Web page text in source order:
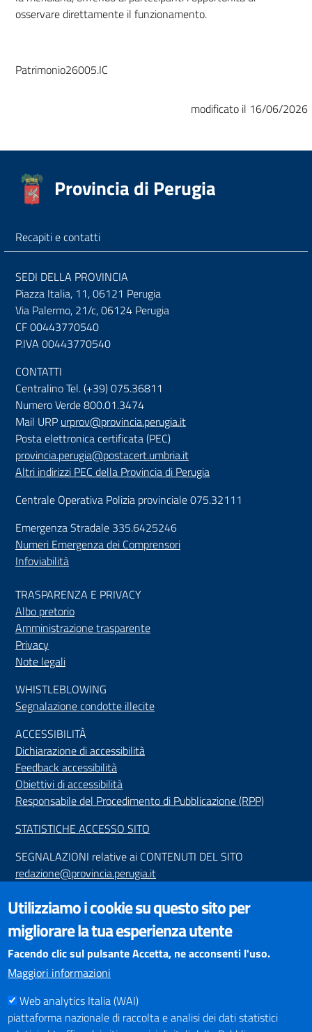
osservare direttamente il funzionamento.
Patrimonio26005.IC
modificato il 16/06/2026
Provincia di Perugia
Recapiti e contatti
SEDI DELLA PROVINCIA
Piazza Italia, 11, 06121 Perugia
Via Palermo, 21/c, 06124 Perugia
CF 00443770540
P.IVA 00443770540
CONTATTI
Centralino Tel. (+39) 075.36811
Numero Verde 800.01.3474
Mail URP urprov@provincia.perugia.it
Posta elettronica certificata (PEC)
provincia.perugia@postacert.umbria.it
Altri indirizzi PEC della Provincia di Perugia
Centrale Operativa Polizia provinciale 075.32111
Emergenza Stradale 335.6425246
Numeri Emergenza dei Comprensori
Infoviabilità
TRASPARENZA E PRIVACY
Albo pretorio
Amministrazione trasparente
Privacy
Note legali
WHISTLEBLOWING
Segnalazione condotte illecite
ACCESSIBILITÀ
Dichiarazione di accessibilità
Feedback accessibilità
Obiettivi di accessibilità
Responsabile del Procedimento di Pubblicazione (RPP)
STATISTICHE ACCESSO SITO
SEGNALAZIONI relative ai CONTENUTI DEL SITO
redazione@provincia.perugia.it
VISUALIZZAZIONE CONTENUTI
Il sito internet della Provincia di Perugia è ottimizzato per
essere visualizzato dai principali browser aggiornati. L'uso di
browser non aggiornati può creare problemi di visualizzazione
dei contenuti.
PAGAMENTI
Utilizziamo i cookie su questo sito per
migliorare la tua esperienza utente
Facendo clic sul pulsante Accetta, ne acconsenti l'uso.
Maggiori informazioni
Web analytics Italia (WAI)
piattaforma nazionale di raccolta e analisi dei dati statistici